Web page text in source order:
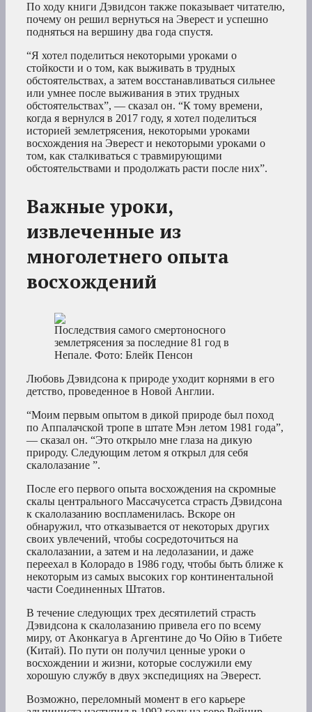
По ходу книги Дэвидсон также показывает читателю,
почему он решил вернуться на Эверест и успешно
подняться на вершину два года спустя.
“Я хотел поделиться некоторыми уроками о
стойкости и о том, как выживать в трудных
обстоятельствах, а затем восстанавливаться сильнее
или умнее после выживания в этих трудных
обстоятельствах”, — сказал он. “К тому времени,
когда я вернулся в 2017 году, я хотел поделиться
историей землетрясения, некоторыми уроками
восхождения на Эверест и некоторыми уроками о
том, как сталкиваться с травмирующими
обстоятельствами и продолжать расти после них”.
Важные уроки,
извлеченные из
многолетнего опыта
восхождений
Последствия самого смертоносного
землетрясения за последние 81 год в
Непале. Фото: Блейк Пенсон
Любовь Дэвидсона к природе уходит корнями в его
детство, проведенное в Новой Англии.
“Моим первым опытом в дикой природе был поход
по Аппалачской тропе в штате Мэн летом 1981 года”,
— сказал он. “Это открыло мне глаза на дикую
природу. Следующим летом я открыл для себя
скалолазание ”.
После его первого опыта восхождения на скромные
скалы центрального Массачусетса страсть Дэвидсона
к скалолазанию воспламенилась. Вскоре он
обнаружил, что отказывается от некоторых других
своих увлечений, чтобы сосредоточиться на
скалолазании, а затем и на ледолазании, и даже
переехал в Колорадо в 1986 году, чтобы быть ближе к
некоторым из самых высоких гор континентальной
части Соединенных Штатов.
В течение следующих трех десятилетий страсть
Дэвидсона к скалолазанию привела его по всему
миру, от Аконкагуа в Аргентине до Чо Ойю в Тибете
(Китай). По пути он получил ценные уроки о
восхождении и жизни, которые сослужили ему
хорошую службу в двух экспедициях на Эверест.
Возможно, переломный момент в его карьере